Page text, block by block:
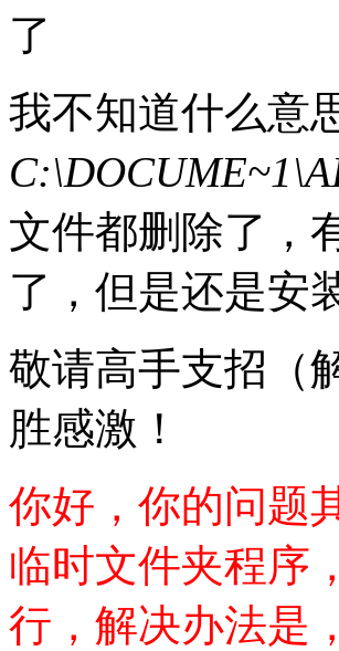
了
我不知道什么意
文件都删除了，
了，但是还是安
敬请高手支招（
胜感激！
你好，你的问题
临时文件夹程序
行，解决办法是